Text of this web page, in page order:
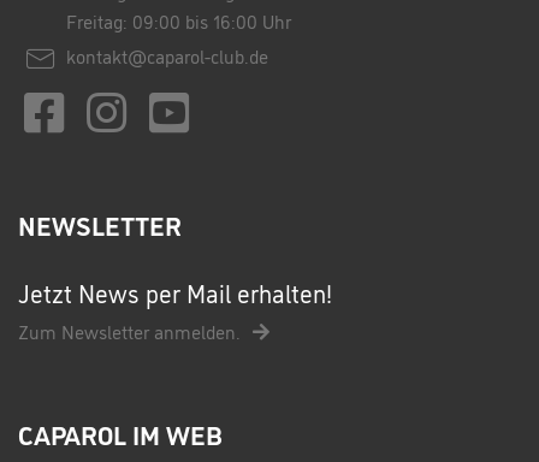
Freitag: 09:00 bis 16:00 Uhr
kontakt@caparol-club.de
NEWSLETTER
Jetzt News per Mail erhalten!
Zum Newsletter anmelden.
CAPAROL IM WEB